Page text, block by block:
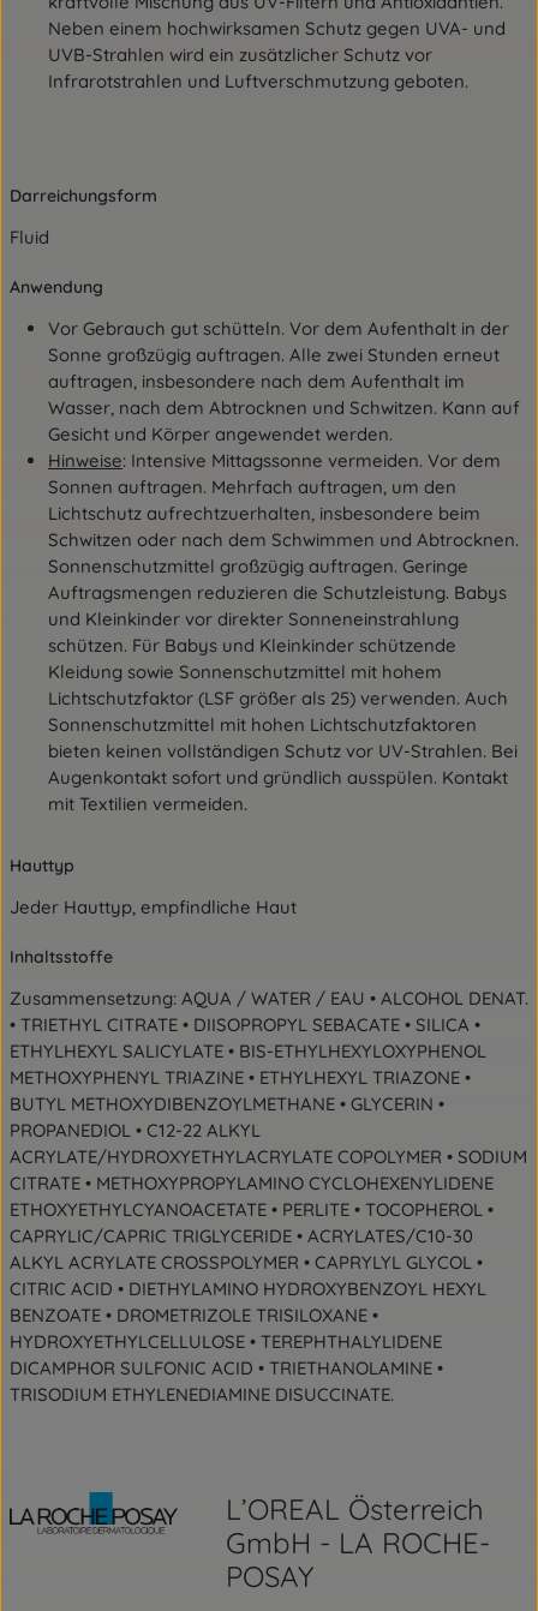
Neben einem hochwirksamen Schutz gegen UVA- und
UVB-Strahlen wird ein zusätzlicher Schutz vor
Infrarotstrahlen und Luftverschmutzung geboten.
Darreichungsform
Fluid
Anwendung
Vor Gebrauch gut schütteln. Vor dem Aufenthalt in der
Sonne großzügig auftragen. Alle zwei Stunden erneut
auftragen, insbesondere nach dem Aufenthalt im
Wasser, nach dem Abtrocknen und Schwitzen. Kann auf
Gesicht und Körper angewendet werden.
Hinweise: Intensive Mittagssonne vermeiden. Vor dem
Sonnen auftragen. Mehrfach auftragen, um den
Lichtschutz aufrechtzuerhalten, insbesondere beim
Schwitzen oder nach dem Schwimmen und Abtrocknen.
Sonnenschutzmittel großzügig auftragen. Geringe
Auftragsmengen reduzieren die Schutzleistung. Babys
und Kleinkinder vor direkter Sonneneinstrahlung
schützen. Für Babys und Kleinkinder schützende
Kleidung sowie Sonnenschutzmittel mit hohem
Lichtschutzfaktor (LSF größer als 25) verwenden. Auch
Sonnenschutzmittel mit hohen Lichtschutzfaktoren
bieten keinen vollständigen Schutz vor UV-Strahlen. Bei
Augenkontakt sofort und gründlich ausspülen. Kontakt
mit Textilien vermeiden.
Hauttyp
Jeder Hauttyp, empfindliche Haut
Inhaltsstoffe
Zusammensetzung: AQUA / WATER / EAU • ALCOHOL DENAT.
• TRIETHYL CITRATE • DIISOPROPYL SEBACATE • SILICA •
ETHYLHEXYL SALICYLATE • BIS-ETHYLHEXYLOXYPHENOL
METHOXYPHENYL TRIAZINE • ETHYLHEXYL TRIAZONE •
BUTYL METHOXYDIBENZOYLMETHANE • GLYCERIN •
PROPANEDIOL • C12-22 ALKYL
ACRYLATE/HYDROXYETHYLACRYLATE COPOLYMER • SODIUM
CITRATE • METHOXYPROPYLAMINO CYCLOHEXENYLIDENE
ETHOXYETHYLCYANOACETATE • PERLITE • TOCOPHEROL •
CAPRYLIC/CAPRIC TRIGLYCERIDE • ACRYLATES/C10-30
ALKYL ACRYLATE CROSSPOLYMER • CAPRYLYL GLYCOL •
CITRIC ACID • DIETHYLAMINO HYDROXYBENZOYL HEXYL
BENZOATE • DROMETRIZOLE TRISILOXANE •
HYDROXYETHYLCELLULOSE • TEREPHTHALYLIDENE
DICAMPHOR SULFONIC ACID • TRIETHANOLAMINE •
TRISODIUM ETHYLENEDIAMINE DISUCCINATE.
L’OREAL Österreich
GmbH - LA ROCHE-
POSAY